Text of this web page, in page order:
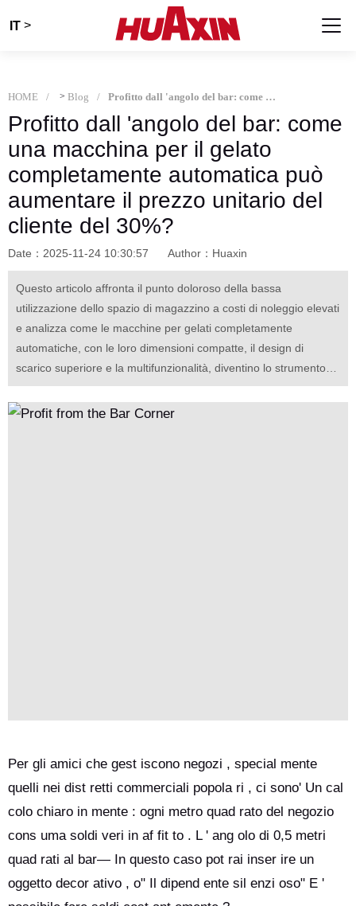
IT >
HOME > Blog Profitto dall 'angolo del bar: come una macchina per il gelato completamente automatica può aumentare il prezzo unitario del cliente del 30%?
Profitto dall 'angolo del bar: come
una macchina per il gelato
completamente automatica può
aumentare il prezzo unitario del
cliente del 30%?
Date：2025-11-24 10:30:57 Author：Huaxin
Questo articolo affronta il punto doloroso della bassa
utilizzazione dello spazio di magazzino a costi di noleggio elevati
e analizza come le macchine per gelati completamente
automatiche, con le loro dimensioni compatte, il design di
scarico superiore e la multifunzionalità, diventino lo strumento
per migliorare l'efficienza del negozio (vendite per unità di
superficie). Attraverso scenari reali, dimostreremo come, senza
Per gli amici che gest iscono negozi , special mente
quelli nei dist retti commerciali popola ri , ci sono' Un cal
colo chiaro in mente : ogni metro quad rato del negozio
cons uma soldi veri in af fit to . L ' ang olo di 0,5 metri
quad rati al bar— In questo caso pot rai inser ire un
oggetto decor ativo , o" Il dipend ente sil enzi oso" E '